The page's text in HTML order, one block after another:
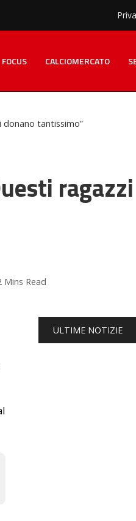
FOCUS CALCIOMERCATO
donano tantissimo”
Mins Read
ULTIME NOTIZIE